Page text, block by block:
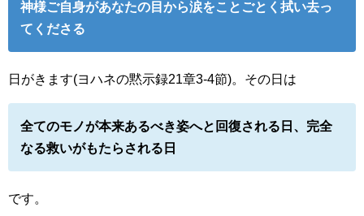
神様ご自身があなたの目から涙をことごとく拭い去っ
てくださる
日がきます(ヨハネの黙示録21章3-4節)。その日は
全てのモノが本来あるべき姿へと回復される日、完全
なる救いがもたらされる日
です。